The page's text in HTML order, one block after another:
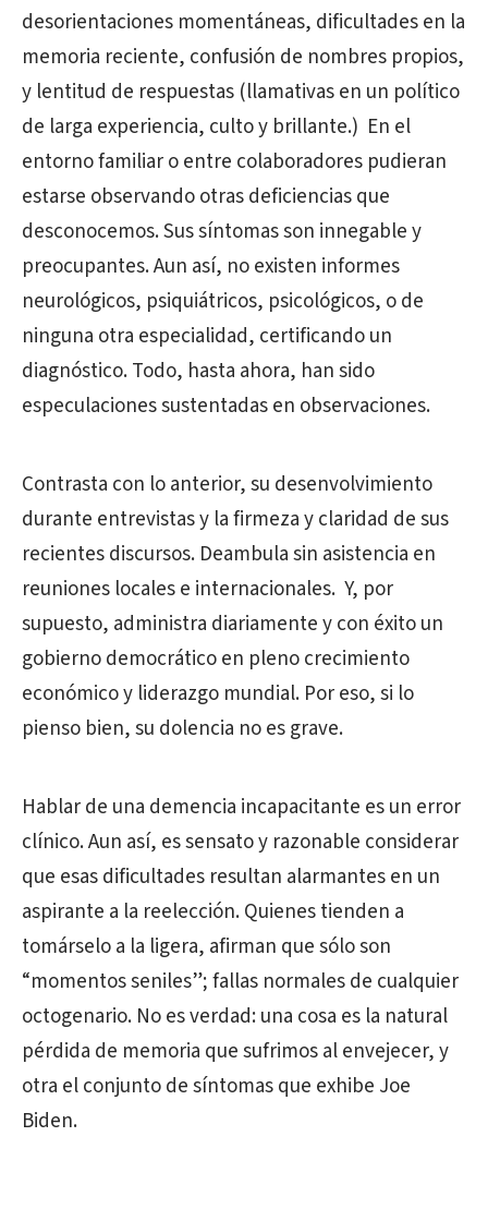
desorientaciones momentáneas, dificultades en la
memoria reciente, confusión de nombres propios,
y lentitud de respuestas (llamativas en un político
de larga experiencia, culto y brillante.) En el
entorno familiar o entre colaboradores pudieran
estarse observando otras deficiencias que
desconocemos. Sus síntomas son innegable y
preocupantes. Aun así, no existen informes
neurológicos, psiquiátricos, psicológicos, o de
ninguna otra especialidad, certificando un
diagnóstico. Todo, hasta ahora, han sido
especulaciones sustentadas en observaciones.
Contrasta con lo anterior, su desenvolvimiento
durante entrevistas y la firmeza y claridad de sus
recientes discursos. Deambula sin asistencia en
reuniones locales e internacionales. Y, por
supuesto, administra diariamente y con éxito un
gobierno democrático en pleno crecimiento
económico y liderazgo mundial. Por eso, si lo
pienso bien, su dolencia no es grave.
Hablar de una demencia incapacitante es un error
clínico. Aun así, es sensato y razonable considerar
que esas dificultades resultan alarmantes en un
aspirante a la reelección. Quienes tienden a
tomárselo a la ligera, afirman que sólo son
“momentos seniles”; fallas normales de cualquier
octogenario. No es verdad: una cosa es la natural
pérdida de memoria que sufrimos al envejecer, y
otra el conjunto de síntomas que exhibe Joe
Biden.